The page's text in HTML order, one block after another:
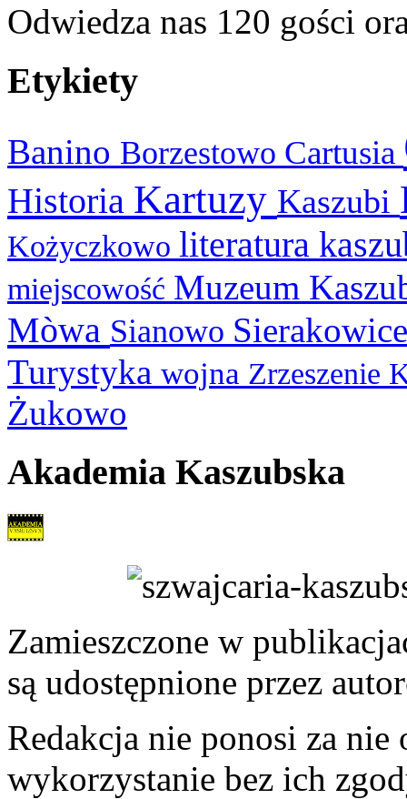
Odwiedza nas 120 gości
Etykiety
Banino Borzestowo Cartusia
Historia Kartuzy Kaszubi
Kożyczkowo literatura
miejscowość Muzeum
Mòwa Sianowo
Turystyka wojna Zrzeszenie
Żukowo
Akademia Kaszubska
Zamieszczone w
są udostępnione przez
Redakcja nie ponosi za
wykorzystanie bez ich